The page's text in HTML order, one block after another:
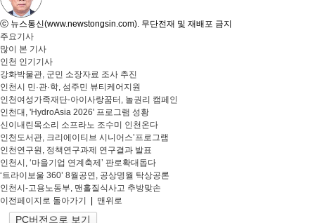
ⓒ 뉴스통신(www.newstongsin.com). 무단전재 및 재배포 금지
주요기사
많이 본 기사
인천 인기기사
강화박물관, 군민 소장자료 조사 추진
인천시 민·관·학, 섬주민 뷰티케어지원
인천여성가족재단-아이사랑꿈터, 놀권리 캠페인
인천대, 'HydroAsia 2026' 프로그램 성황
신이내린목소리 소프라노 조수미 인천온다
인천도서관, 크리에이티브 시니어스’프로그램
인천연구원, 정책연구과제 연구결과 발표
인천시, ‘마을기업 연계축제’ 판로확대돕다
‘트라이보울 360’ 8월공연, 공상명월 탁상공론
인천시-고용노동부, 맨홀질식사고 추방맞손
이전페이지로 돌아가기
맨위로
PC버전으로 보기